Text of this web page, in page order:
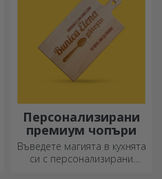
Персонализирани
премиум чопъри
Въведете магията в кухнята
си с персонализирани